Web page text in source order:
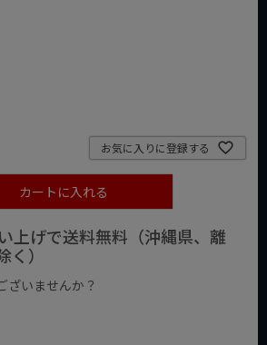
お気に入りに登録する
カートに入れる
上げで送料無料（沖縄県、離
）
ざいませんか？